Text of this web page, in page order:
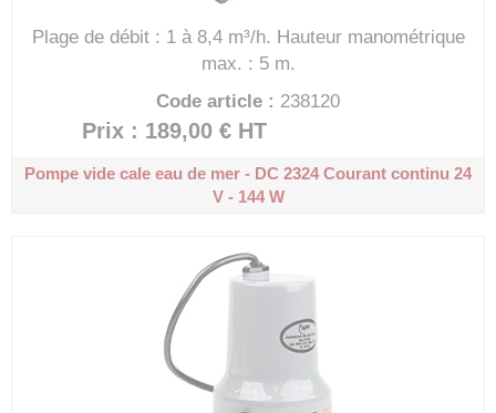
Plage de débit : 1 à 8,4 m³/h. Hauteur manométrique
max. : 5 m.
Code article : 238120
Prix : 189,00 € HT
Pompe vide cale eau de mer - DC 2324Courant continu 24
V - 144 W